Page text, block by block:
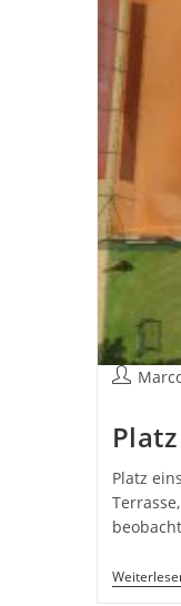
Beitrags-
Platz